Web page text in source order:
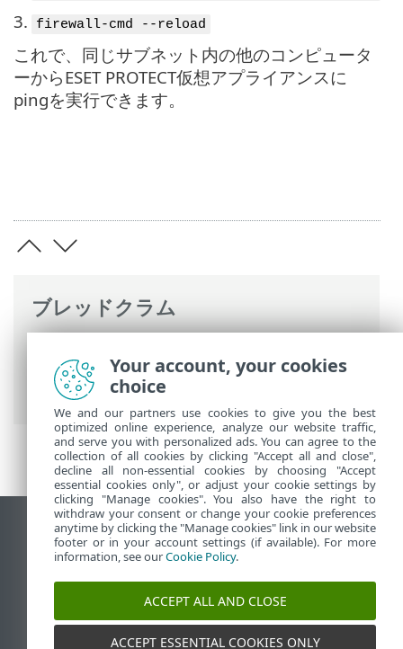
ブレッドクラム
On-Prem
>FAQ> ESET PROTECT仮想アプ
ライアンスでのpingの有効化/無効化
3. firewall-cmd --reload
これで、同じサブネット内の他のコンピュータ
ーからESET PROTECT仮想アプライアンスに
pingを実行できます。
デスクトップサイトの表示
End of Life
ESETナレッジベース
ESETフォーラム
ESET Status Portal
Your account, your cookies
choice
We and our partners use cookies to give you the best
optimized online experience, analyze our website traffic,
and serve you with personalized ads. You can agree to the
collection of all cookies by clicking "Accept all and close",
decline all non-essential cookies by choosing "Accept
essential cookies only", or adjust your cookie settings by
clicking "Manage cookies". You also have the right to
withdraw your consent or change your cookie preferences
anytime by clicking the "Manage cookies" link in our website
footer or in your account settings (if available). For more
information, see ourCookie Policy.
ACCEPT ALL AND CLOSE
ACCEPT ESSENTIAL COOKIES ONLY